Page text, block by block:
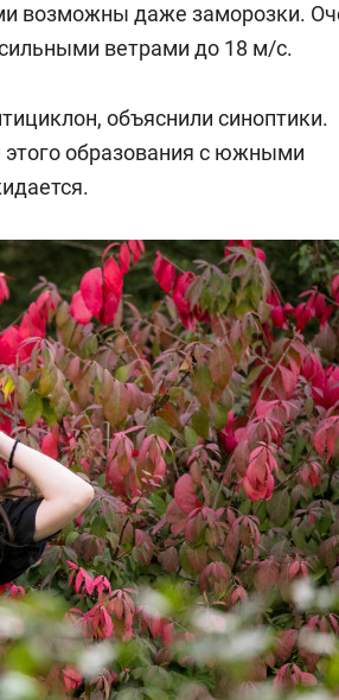
возможны даже заморозки.
ветрами до 18 м/с.
объяснили синоптики.
этого образования с южными
квартиры и Face
в ЖК «Нова»
Рекомендуем
с